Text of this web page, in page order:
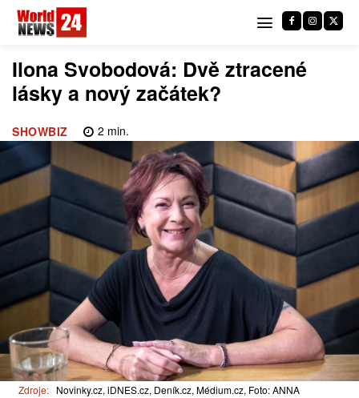
Ilona Svobodová: Dvě ztracené
lásky a nový začátek?
SHOWBIZ 2 min.
Zdroje: Novinky.cz, iDNES.cz, Deník.cz, Médium.cz, Foto: ANNA